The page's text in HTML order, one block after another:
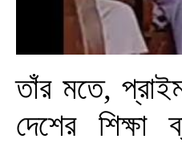
তাঁর মতে,
দেশের শিক্ষা